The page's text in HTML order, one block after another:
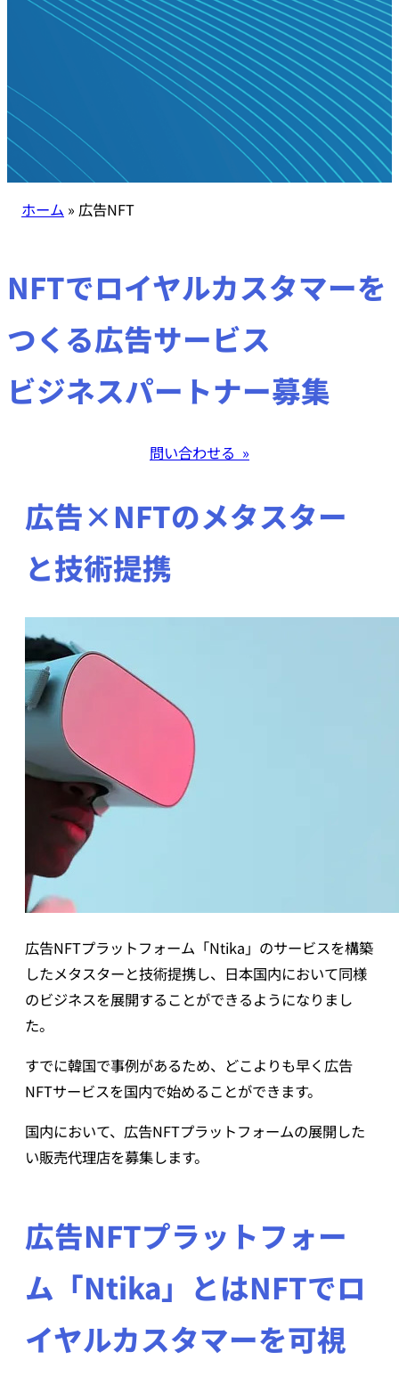
ホーム » 広告NFT
NFTでロイヤルカスタマーを
つくる広告サービス
​ビジネスパートナー募集
問い合わせる »
広告×NFTのメタスター
と技術提携
広告NFTプラットフォーム「Ntika」のサービスを構築
したメタスターと技術提携し、日本国内において同様
のビジネスを展開することができるようになりまし
た。
すでに韓国で事例があるため、どこよりも早く広告
NFTサービスを国内で始めることができます。
国内において、広告NFTプラットフォームの展開した
い販売代理店を募集します。
広告NFTプラットフォー
ム「Ntika」とはNFTでロ
イヤルカスタマーを可視